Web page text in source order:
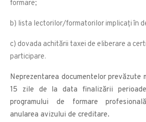
formare;
b) lista lectorilor/formatorilor implicați în
c) dovada achitării taxei de eliberare a
participare.
Neprezentarea documentelor prevăzute
15 zile de la data finalizării
programului de formare
anularea avizului de creditare.